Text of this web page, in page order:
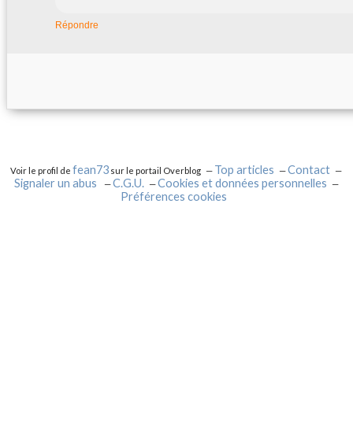
Répondre
Voir le profil defean73 sur le portail Overblog Top articles
Contact
Signaler un abus
C.G.U.
Cookies et données personnelles
Préférences cookies